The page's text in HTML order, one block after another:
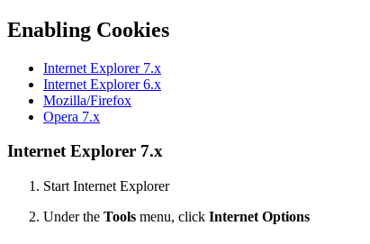
Enabling Cookies
Internet Explorer 7.x
Internet Explorer 6.x
Mozilla/Firefox
Opera 7.x
Internet Explorer 7.x
Start Internet Explorer
Under the Tools menu, click Internet Options